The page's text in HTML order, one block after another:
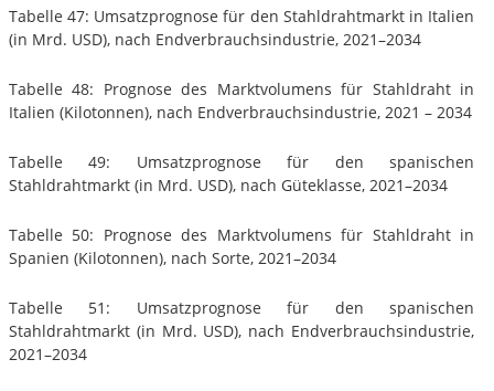
Tabelle 47: Umsatzprognose für den Stahldrahtmarkt in Italien
(in Mrd. USD), nach Endverbrauchsindustrie, 2021–2034
Tabelle 48: Prognose des Marktvolumens für Stahldraht in
Italien (Kilotonnen), nach Endverbrauchsindustrie, 2021 – 2034
Tabelle 49: Umsatzprognose für den spanischen
Stahldrahtmarkt (in Mrd. USD), nach Güteklasse, 2021–2034
Tabelle 50: Prognose des Marktvolumens für Stahldraht in
Spanien (Kilotonnen), nach Sorte, 2021–2034
Tabelle 51: Umsatzprognose für den spanischen
Stahldrahtmarkt (in Mrd. USD), nach Endverbrauchsindustrie,
2021–2034